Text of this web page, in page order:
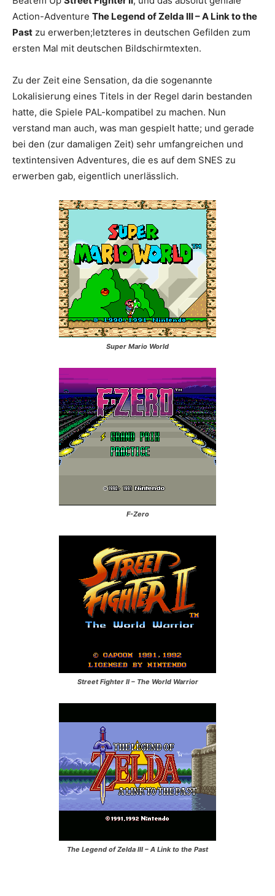
Action-Adventure The Legend of Zelda III – A Link to the
Past zu erwerben;letzteres in deutschen Gefilden zum
ersten Mal mit deutschen Bildschirmtexten.
Zu der Zeit eine Sensation, da die sogenannte
Lokalisierung eines Titels in der Regel darin bestanden
hatte, die Spiele PAL-kompatibel zu machen. Nun
verstand man auch, was man gespielt hatte; und gerade
bei den (zur damaligen Zeit) sehr umfangreichen und
textintensiven Adventures, die es auf dem SNES zu
erwerben gab, eigentlich unerlässlich.
Super Mario World
F-Zero
Street Fighter II – The World Warrior
The Legend of Zelda III – A Link to the Past